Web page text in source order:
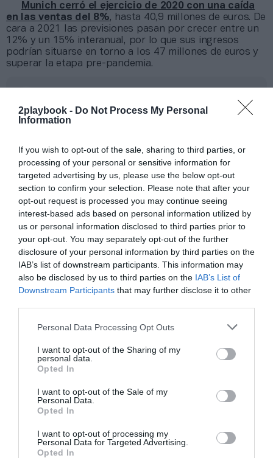
2playbook - Do Not Process My Personal
Information
If you wish to opt-out of the sale, sharing to third parties, or
processing of your personal or sensitive information for
targeted advertising by us, please use the below opt-out
section to confirm your selection. Please note that after your
opt-out request is processed you may continue seeing
interest-based ads based on personal information utilized by
us or personal information disclosed to third parties prior to
your opt-out. You may separately opt-out of the further
disclosure of your personal information by third parties on the
IAB’s list of downstream participants. This information may
also be disclosed by us to third parties on the IAB’s List of
Downstream Participants that may further disclose it to other
Personal Data Processing Opt Outs
I want to opt-out of the Sharing of my
personal data.
Opted In
I want to opt-out of the Sale of my
Personal Data.
Opted In
I want to opt-out of processing my
Personal Data for Targeted Advertising.
Opted In
Índex2P
Munich
Munich cerró el ejercicio de 2020 con una caída
en las ventas del 8%, hasta 40,9 millones de euros. De
cara a 2021 las previsiones pasan por crecer entre un
12% y un 15% interanual, por lo que sus ingresos
podrían situarse en torno a los 47 millones de euros y
superar la etapa pre-pandemia.
Mantente informado con las últimas noticias de actualidad.
Compartir
Imprimir
2Playbook Club2P